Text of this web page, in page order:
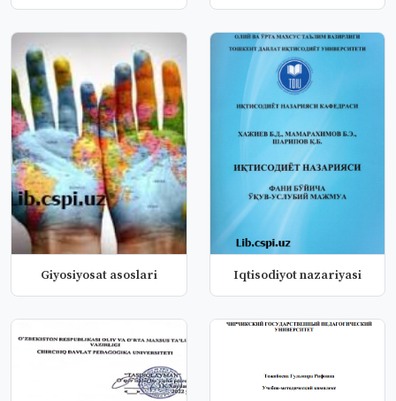
Giyosiyosat asoslari Iqtisodiyot nazariyasi